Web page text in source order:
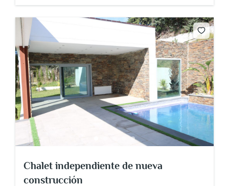
Chalet independiente de nueva
construcción